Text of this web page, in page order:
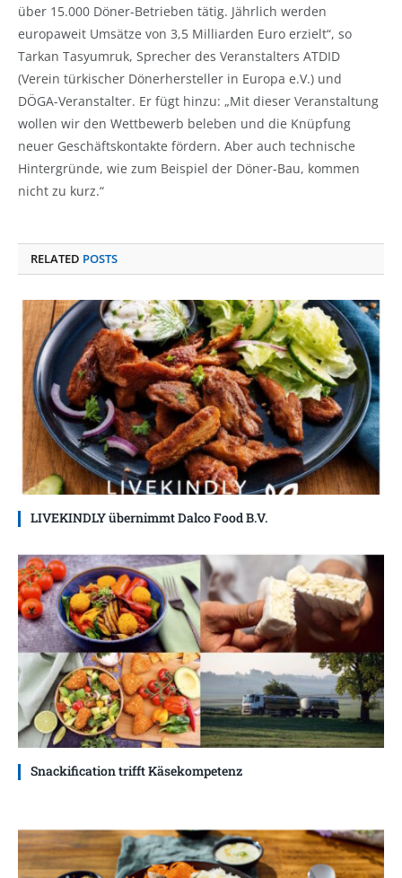
über 15.000 Döner-Betrieben tätig. Jährlich werden
europaweit Umsätze von 3,5 Milliarden Euro erzielt“, so
Tarkan Tasyumruk, Sprecher des Veranstalters ATDID
(Verein türkischer Dönerhersteller in Europa e.V.) und
DÖGA-Veranstalter. Er fügt hinzu: „Mit dieser Veranstaltung
wollen wir den Wettbewerb beleben und die Knüpfung
neuer Geschäftskontakte fördern. Aber auch technische
Hintergründe, wie zum Beispiel der Döner-Bau, kommen
nicht zu kurz.“
RELATED POSTS
LIVEKINDLY übernimmt Dalco Food B.V.
Snackification trifft Käsekompetenz